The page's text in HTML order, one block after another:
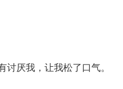
讨厌我，让我松了口气。